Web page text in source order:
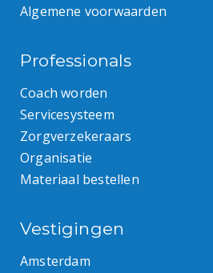
Algemene voorwaarden
Professionals
Coach worden
Servicesysteem
Zorgverzekeraars
Organisatie
Materiaal bestellen
Vestigingen
Amsterdam